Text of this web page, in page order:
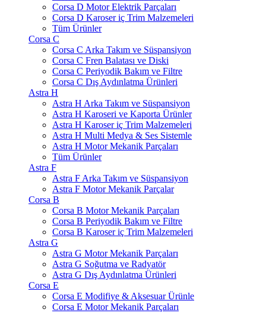
Corsa D Motor Elektrik Parçaları
Corsa D Karoser iç Trim Malzemeleri
Tüm Ürünler
Corsa C
Corsa C Arka Takım ve Süspansiyon
Corsa C Fren Balatası ve Diski
Corsa C Periyodik Bakım ve Filtre
Corsa C Dış Aydınlatma Ürünleri
Astra H
Astra H Arka Takım ve Süspansiyon
Astra H Karoseri ve Kaporta Ürünler
Astra H Karoser iç Trim Malzemeleri
Astra H Multi Medya & Ses Sistemle
Astra H Motor Mekanik Parçaları
Tüm Ürünler
Astra F
Astra F Arka Takım ve Süspansiyon
Astra F Motor Mekanik Parçalar
Corsa B
Corsa B Motor Mekanik Parçaları
Corsa B Periyodik Bakım ve Filtre
Corsa B Karoser iç Trim Malzemeleri
Astra G
Astra G Motor Mekanik Parçaları
Astra G Soğutma ve Radyatör
Astra G Dış Aydınlatma Ürünleri
Corsa E
Corsa E Modifiye & Aksesuar Ürünle
Corsa E Motor Mekanik Parçaları